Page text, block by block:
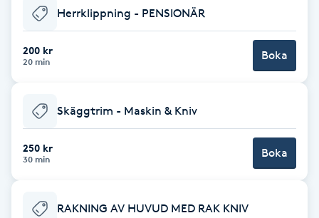
Bottenfärg
Brynfärgning
Brynplockning
Herrklippning - PENSIONÄR
200 kr
20 min Boka
Skäggtrim - Maskin & Kniv
250 kr
30 min Boka
RAKNING AV HUVUD MED RAK KNIV